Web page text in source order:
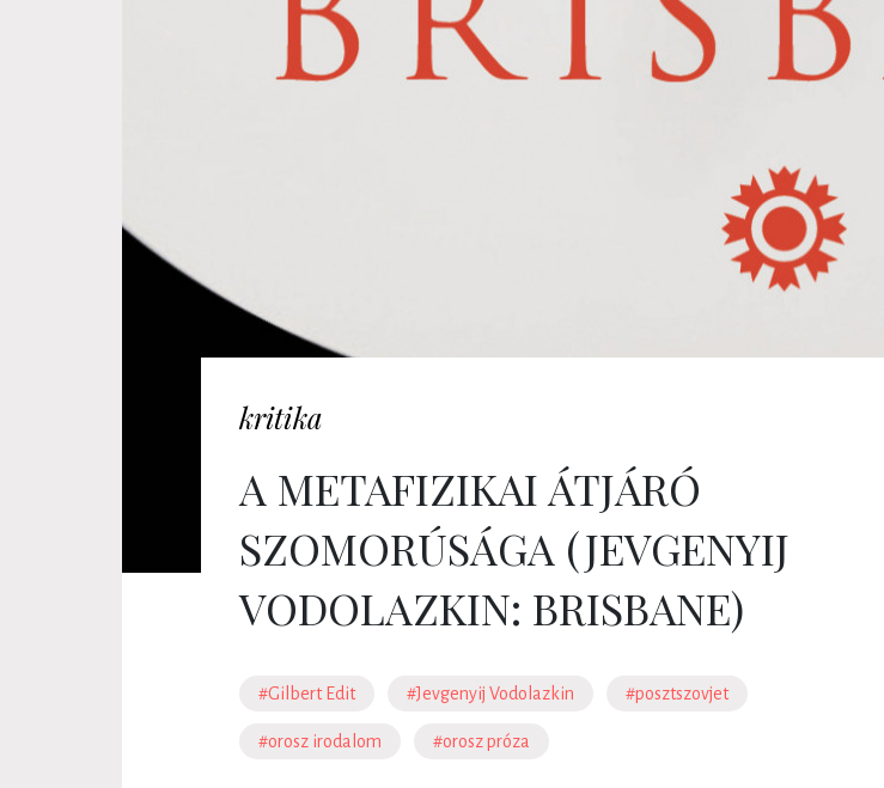
kritika
A METAFIZIKAI ÁTJÁRÓ
SZOMORÚSÁGA (JEVGENYIJ
VODOLAZKIN: BRISBANE)
#Gilbert Edit #Jevgenyij Vodolazkin #posztszovjet
#orosz irodalom #orosz próza